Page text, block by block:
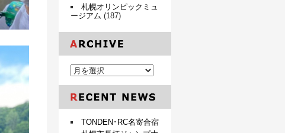
札幌オリンピックミュ
ージアム (187)
TONDEN･RC名寄合宿